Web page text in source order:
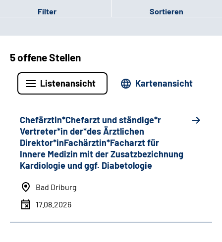
Filter Sortieren
5 offene Stellen
Listenansicht Kartenansicht
Chefärztin*Chefarzt und ständige*r
Vertreter*in der*des Ärztlichen
Direktor*inFachärztin*Facharzt für
Innere Medizin mit der Zusatzbezichnung
Kardiologie und ggf. Diabetologie
Bad Driburg
17.08.2026